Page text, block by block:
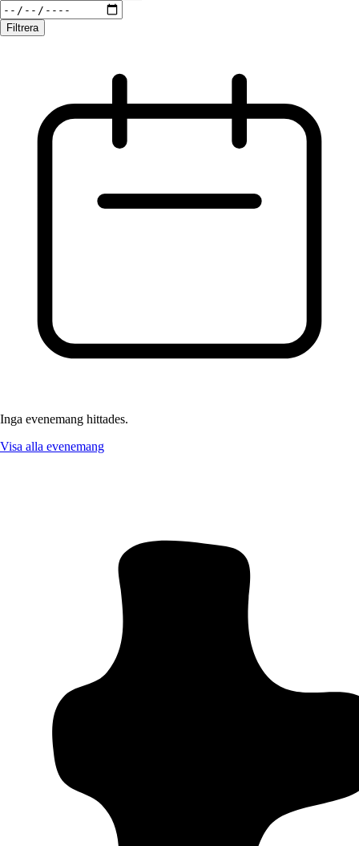
Filtrera
Inga evenemang hittades.
Visa alla evenemang